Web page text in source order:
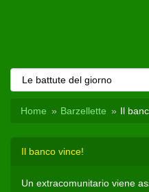
Home Barzellette Il
Il banco vince!
Un extracomunitario viene